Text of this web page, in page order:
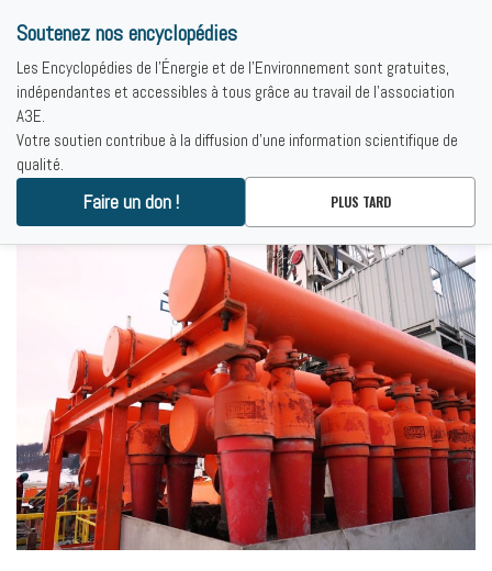
RÉSULTATS
Soutenez nos encyclopédies
Les Encyclopédies de l'Énergie et de l'Environnement sont gratuites,
indépendantes et accessibles à tous grâce au travail de l'association
A3E.
Votre soutien contribue à la diffusion d'une information scientifique de
qualité.
Faire un don ! PLUS TARD